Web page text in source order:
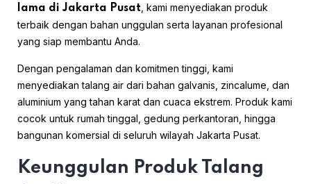
lama di Jakarta Pusat , kami menyediakan produk
terbaik dengan bahan unggulan serta layanan profesional
yang siap membantu Anda.
Dengan pengalaman dan komitmen tinggi, kami
menyediakan talang air dari bahan galvanis, zincalume, dan
aluminium yang tahan karat dan cuaca ekstrem. Produk kami
cocok untuk rumah tinggal, gedung perkantoran, hingga
bangunan komersial di seluruh wilayah Jakarta Pusat.
Keunggulan Produk Talang